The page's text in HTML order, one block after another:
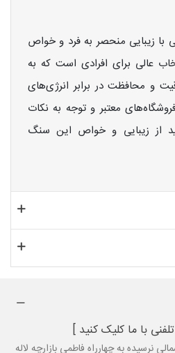
با زیبایی منحصر به فرد و خواص
عالی برای افرادی است که به
و محافظت در برابر انرژی‌های
معتبر و توجه به نکات
از زیبایی و خواص این سنگ
با ما کلیک کنید ]
نرسیده به چهارراه فاطمی بازارچه لاله